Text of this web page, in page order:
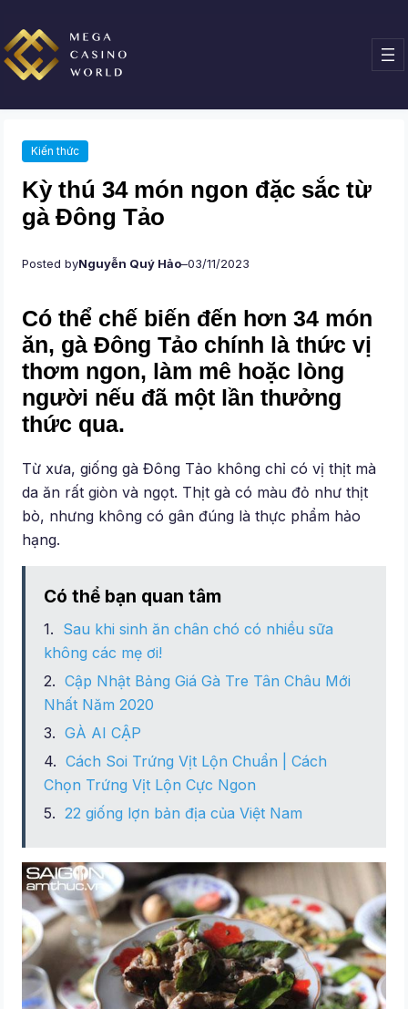
đến
phần
nội
dung
Kiến thức
Kỳ thú 34 món ngon đặc sắc từ
gà Đông Tảo
Posted byNguyễn Quý Hảo–03/11/2023
Có thể chế biến đến hơn 34 món
ăn, gà Đông Tảo chính là thức vị
thơm ngon, làm mê hoặc lòng
người nếu đã một lần thưởng
thức qua.
Từ xưa, giống gà Đông Tảo không chỉ có vị thịt mà
da ăn rất giòn và ngọt. Thịt gà có màu đỏ như thịt
bò, nhưng không có gân đúng là thực phẩm hảo
hạng.
Có thể bạn quan tâm
Sau khi sinh ăn chân chó có nhiều sữa
không các mẹ ơi!
Cập Nhật Bảng Giá Gà Tre Tân Châu Mới
Nhất Năm 2020
GÀ AI CẬP
Cách Soi Trứng Vịt Lộn Chuẩn | Cách
Chọn Trứng Vịt Lộn Cực Ngon
22 giống lợn bản địa của Việt Nam